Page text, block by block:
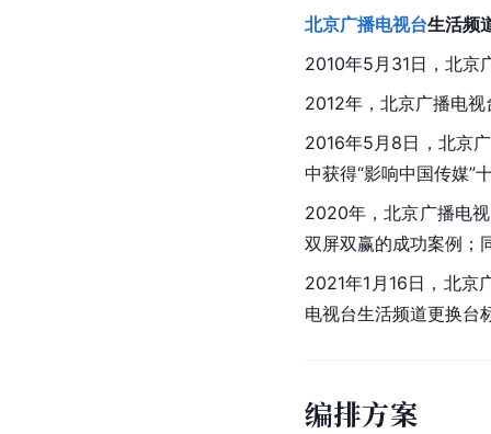
北京广播电视台生活频
2010年5月31日，北京
2012年，北京广播电
2016年5月8日，北京
中获得“影响中国传媒”
2020年，北京广播电
双屏双赢的成功案例；
2021年1月16日，北京
电视台生活频道更换台
编排方案